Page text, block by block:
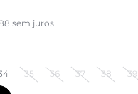
sem juros
35 36 37 38 39